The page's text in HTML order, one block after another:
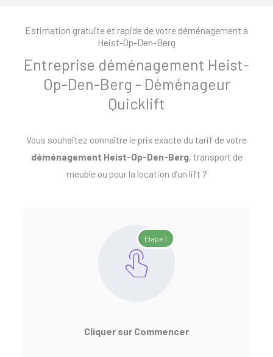
Estimation gratuite et rapide de votre déménagement à
Heist-Op-Den-Berg
Entreprise déménagement Heist-
Op-Den-Berg - Déménageur
Quicklift
Vous souhaitez connaître le prix exacte du tarif de votre
déménagement Heist-Op-Den-Berg, transport de
meuble ou pour la location d’un lift ?
Etape 1
Cliquer sur Commencer